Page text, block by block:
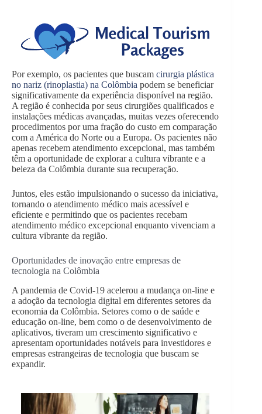
Por exemplo, os pacientes que buscam cirurgia plástica
no nariz (rinoplastia) na Colômbia podem se beneficiar
significativamente da experiência disponível na região.
A região é conhecida por seus cirurgiões qualificados e
instalações médicas avançadas, muitas vezes oferecendo
procedimentos por uma fração do custo em comparação
com a América do Norte ou a Europa. Os pacientes não
apenas recebem atendimento excepcional, mas também
têm a oportunidade de explorar a cultura vibrante e a
beleza da Colômbia durante sua recuperação.
Juntos, eles estão impulsionando o sucesso da iniciativa,
tornando o atendimento médico mais acessível e
eficiente e permitindo que os pacientes recebam
atendimento médico excepcional enquanto vivenciam a
cultura vibrante da região.
Oportunidades de inovação entre empresas de
tecnologia na Colômbia
A pandemia de Covid-19 acelerou a mudança on-line e
a adoção da tecnologia digital em diferentes setores da
economia da Colômbia. Setores como o de saúde e
educação on-line, bem como o de desenvolvimento de
aplicativos, tiveram um crescimento significativo e
apresentam oportunidades notáveis para investidores e
empresas estrangeiras de tecnologia que buscam se
expandir.